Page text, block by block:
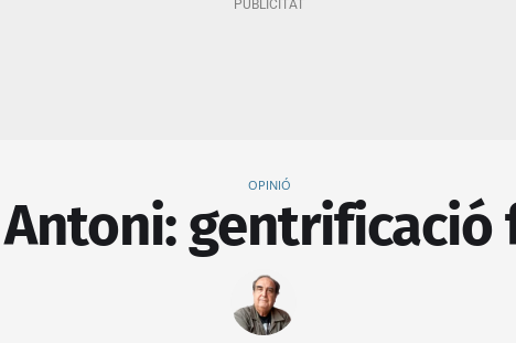
OPINIÓ
gentrificació